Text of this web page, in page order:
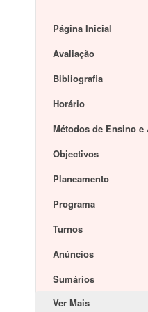
Página Inicial
Avaliação
Bibliografia
Horário
Métodos de Ensino e
Objectivos
Planeamento
Programa
Turnos
Anúncios
Sumários
Ver Mais